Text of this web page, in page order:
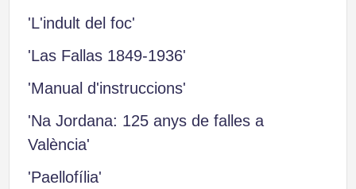
'L'indult del foc'
'Las Fallas 1849-1936'
'Manual d'instruccions'
'Na Jordana: 125 anys de falles a
València'
'Paellofília'